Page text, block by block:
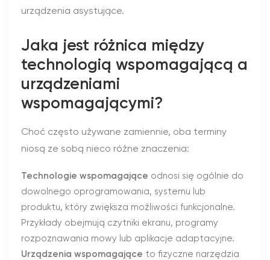
urządzenia asystujące.
Jaka jest różnica między
technologią wspomagającą a
urządzeniami
wspomagającymi?
Choć często używane zamiennie, oba terminy
niosą ze sobą nieco różne znaczenia:
Technologie wspomagające odnosi się ogólnie do
dowolnego oprogramowania, systemu lub
produktu, który zwiększa możliwości funkcjonalne.
Przykłady obejmują czytniki ekranu, programy
rozpoznawania mowy lub aplikacje adaptacyjne.
Urządzenia wspomagające to fizyczne narzędzia